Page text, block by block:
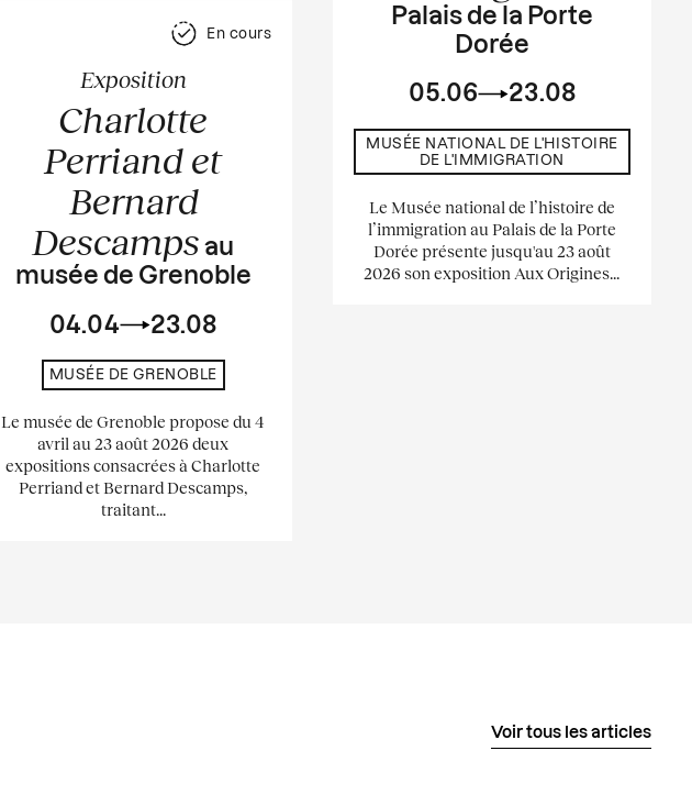
En cours
Exposition
Charlotte
Perriand et
Bernard
Descamps au
musée de Grenoble
04.04 23.08
MUSÉE DE GRENOBLE
Le musée de Grenoble propose du 4
avril au 23 août 2026 deux
expositions consacrées à Charlotte
Perriand et Bernard Descamps,
traitant...
Palais de la Porte
Dorée
05.06 23.08
MUSÉE NATIONAL DE L'HISTOIRE
DE L'IMMIGRATION
Le Musée national de l’histoire de
l’immigration au Palais de la Porte
Dorée présente jusqu'au 23 août
2026 son exposition Aux Origines...
Voir tous les articles